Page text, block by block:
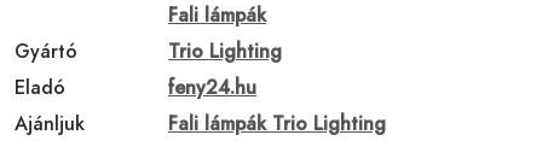
Fali lámpák
Gyártó
Trio Lighting
Eladó
feny24.hu
Ajánljuk
Fali lámpák Trio Lighting